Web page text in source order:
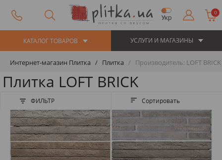
Укр
0
КАТАЛОГ ТОВАРОВ УСЛУГИ И МАГАЗИНЫ
Интернет-магазин Плитка Плитка Производитель: LOFT BRICK
Плитка LOFT BRICK
ФИЛЬТР Сортировать